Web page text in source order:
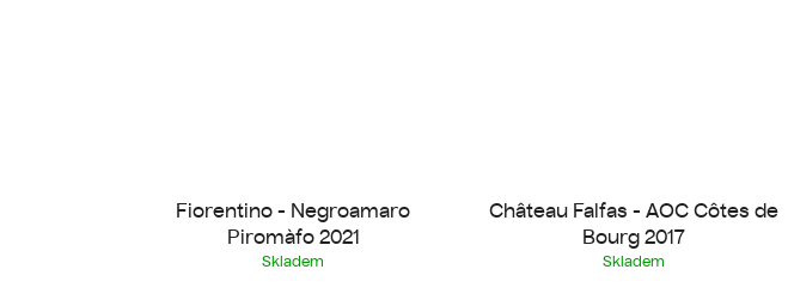
Fiorentino - Negroamaro
Piromàfo 2021
Skladem
Château Falfas - AOC Côtes de
Bourg 2017
Skladem